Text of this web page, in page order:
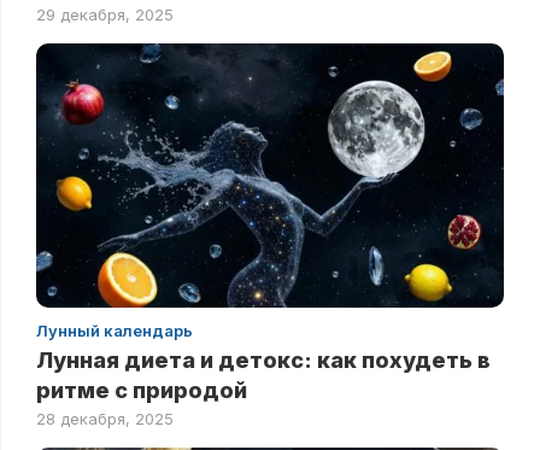
29 декабря, 2025
Лунный календарь
Лунная диета и детокс: как похудеть в
ритме с природой
28 декабря, 2025